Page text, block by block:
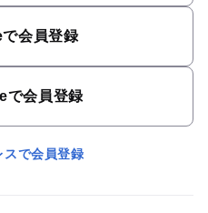
会員登録
で会員登録
スで会員登録